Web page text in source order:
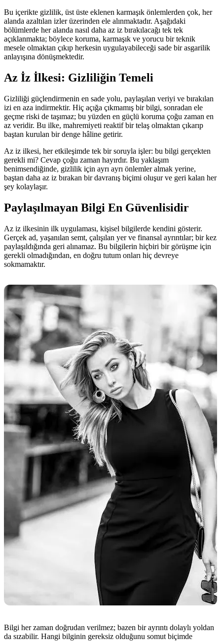
Bu içerikte gizlilik, üst üste eklenen karmaşık önlemlerden çok, her
alanda azaltılan izler üzerinden ele alınmaktadır. Aşağıdaki
bölümlerde her alanda nasıl daha az iz bırakılacağı tek tek
açıklanmakta; böylece koruma, karmaşık ve yorucu bir teknik
mesele olmaktan çıkıp herkesin uygulayabileceği sade bir asgarilik
anlayışına dönüşmektedir.
Az İz İlkesi: Gizliliğin Temeli
Gizliliği güçlendirmenin en sade yolu, paylaşılan veriyi ve bırakılan
izi en aza indirmektir. Hiç açığa çıkmamış bir bilgi, sonradan ele
geçme riski de taşımaz; bu yüzden en güçlü koruma çoğu zaman en
az veridir. Bu ilke, mahremiyeti reaktif bir telaş olmaktan çıkarıp
baştan kurulan bir denge hâline getirir.
Az iz ilkesi, her etkileşimde tek bir soruyla işler: bu bilgi gerçekten
gerekli mi? Cevap çoğu zaman hayırdır. Bu yaklaşım
benimsendiğinde, gizlilik için ayrı ayrı önlemler almak yerine,
baştan daha az iz bırakan bir davranış biçimi oluşur ve geri kalan her
şey kolaylaşır.
Paylaşılmayan Bilgi En Güvenlisidir
Az iz ilkesinin ilk uygulaması, kişisel bilgilerde kendini gösterir.
Gerçek ad, yaşanılan semt, çalışılan yer ve finansal ayrıntılar; bir kez
paylaşıldığında geri alınamaz. Bu bilgilerin hiçbiri bir görüşme için
gerekli olmadığından, en doğru tutum onları hiç devreye
sokmamaktır.
Bilgi her zaman doğrudan verilmez; bazen bir ayrıntı dolaylı yoldan
da sızabilir. Hangi bilginin gereksiz olduğunu somut biçimde